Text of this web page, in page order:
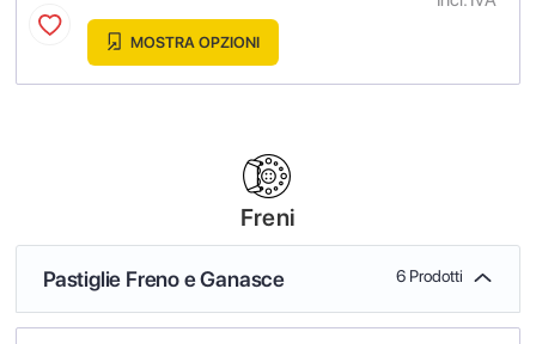
MOSTRA OPZIONI
Freni
Pastiglie Freno e Ganasce 6 Prodotti